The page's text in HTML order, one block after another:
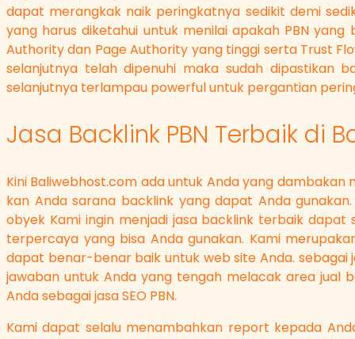
dapat merangkak naik peringkatnya sedikit demi
yang harus diketahui untuk menilai apakah PBN
Authority dan Page Authority yang tinggi serta Trust
selanjutnya telah dipenuhi maka sudah dipastikan
selanjutnya terlampau powerful untuk pergantian
Jasa Backlink PBN Terbaik di
Kini Baliwebhost.com ada untuk Anda yang
kan Anda sarana backlink yang dapat Anda
obyek Kami ingin menjadi jasa backlink terbaik
terpercaya yang bisa Anda gunakan. Kami
dapat benar-benar baik untuk web site Anda. sebagai
jawaban untuk Anda yang tengah melacak area jual
Anda sebagai jasa SEO PBN.
Kami dapat selalu menambahkan report kepada